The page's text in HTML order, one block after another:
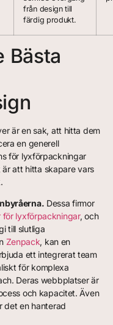
från design till
färdig produkt.
Bästa
är en sak, att hitta dem
en generell
för lyxförpackningar
att hitta skapare vars
Dessa firmor
för lyxförpackningar, och
till slutliga
Zenpack, kan en
ett integrerat team
för komplexa
Deras webbplatser är
och kapacitet. Även
det en hanterad